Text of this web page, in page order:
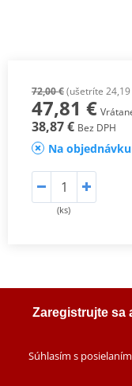
72,00 €(ušetríte 24,19
47,81 €
38,87 € Bez DPH
Na objednávku
(ks)
Zaregistrujte sa
Súhlasím s